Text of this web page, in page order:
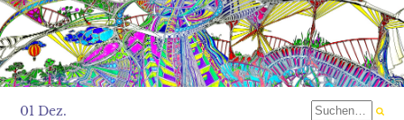
01 Dez.